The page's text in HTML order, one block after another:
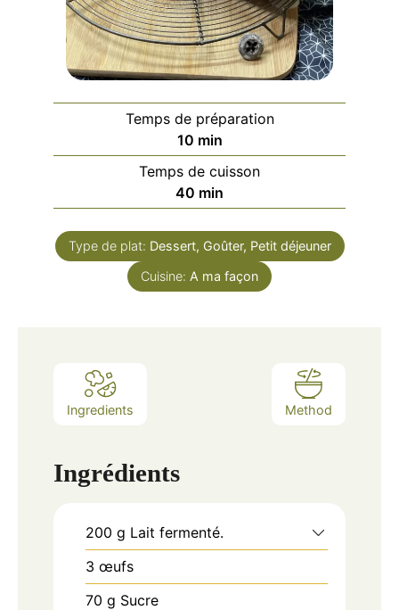
Temps de préparation
10minutes
min
Temps de cuisson
40 minutes
min
Type de plat: Dessert, Goûter, Petit déjeuner
Cuisine: A ma façon
Ingredients Method
Ingrédients
200 g Lait fermenté.
3 œufs
70 g Sucre